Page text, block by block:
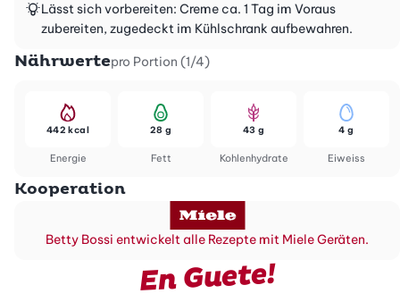
Lässt sich vorbereiten: Creme ca. 1 Tag im Voraus
zubereiten, zugedeckt im Kühlschrank aufbewahren.
Nährwertepro Portion (1/4)
Energie
442 kcal
Fett
28 g
Kohlenhydrate
43 g
Eiweiss
4 g
Kooperation
Betty Bossi entwickelt alle Rezepte mit Miele Geräten.
En Guete!